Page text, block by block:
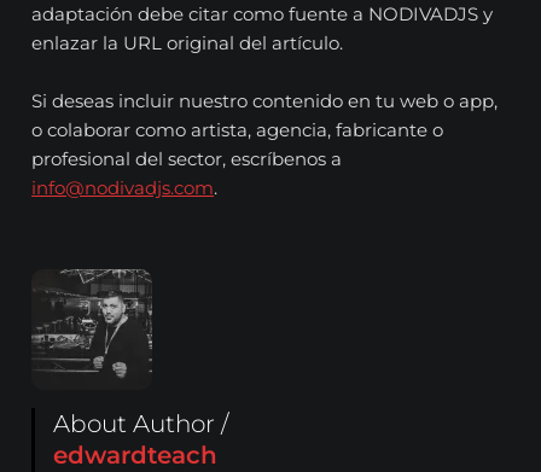
adaptación debe citar como fuente a NODIVADJS y
enlazar la URL original del artículo.
Si deseas incluir nuestro contenido en tu web o app,
o colaborar como artista, agencia, fabricante o
profesional del sector, escríbenos a
info@nodivadjs.com.
About Author /
edwardteach